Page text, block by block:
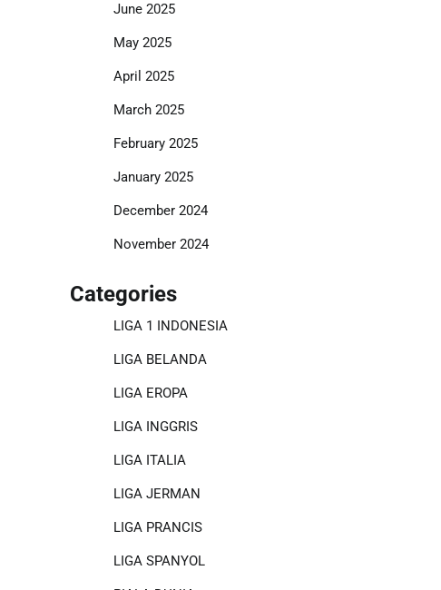
June 2025
May 2025
April 2025
March 2025
February 2025
January 2025
December 2024
November 2024
Categories
LIGA 1 INDONESIA
LIGA BELANDA
LIGA EROPA
LIGA INGGRIS
LIGA ITALIA
LIGA JERMAN
LIGA PRANCIS
LIGA SPANYOL